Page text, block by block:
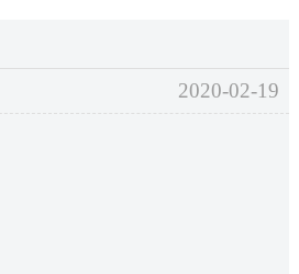
2020-02-19